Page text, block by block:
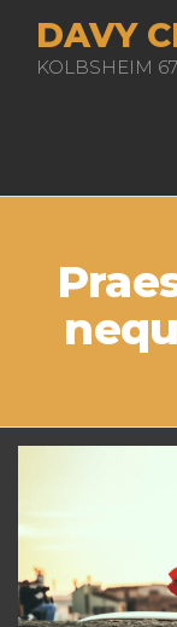
DAVY
KOLBSHEIM 67